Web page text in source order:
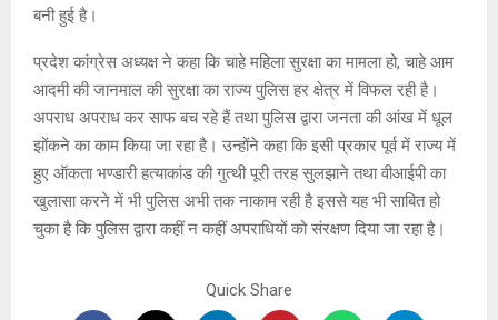
बनी हुई है।
प्रदेश कांग्रेस अध्यक्ष ने कहा कि चाहे महिला सुरक्षा का मामला हो, चाहे आम
आदमी की जानमाल की सुरक्षा का राज्य पुलिस हर क्षेत्र में विफल रही है।
अपराध अपराध कर साफ बच रहे हैं तथा पुलिस द्वारा जनता की आंख में धूल
झोंकने का काम किया जा रहा है। उन्होंने कहा कि इसी प्रकार पूर्व में राज्य में
हुए ऑकता भण्डारी हत्याकांड की गुत्थी पूरी तरह सुलझाने तथा वीआईपी का
खुलासा करने में भी पुलिस अभी तक नाकाम रही है इससे यह भी साबित हो
चुका है कि पुलिस द्वारा कहीं न कहीं अपराधियों को संरक्षण दिया जा रहा है।
Quick Share